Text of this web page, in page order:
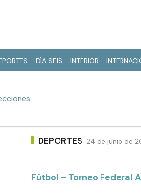
DÍA SEIS INTERIOR
DEPORTES 24 de junio de
Fútbol – Torneo Federal A